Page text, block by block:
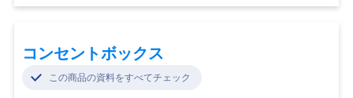
コンセントボックス
この商品の資料をすべてチェック